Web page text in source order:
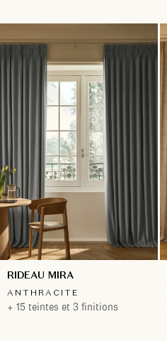
RIDEAU MIRA
ANTHRACITE
+ 15 teintes et 3 finitions